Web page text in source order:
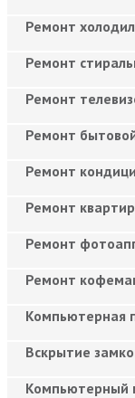
Ремонт
Ремонт
Ремонт
Ремонт
Ремонт
Ремонт квартир
Ремонт
Ремонт
Компьютерная
Вскрытие
Компьютерный